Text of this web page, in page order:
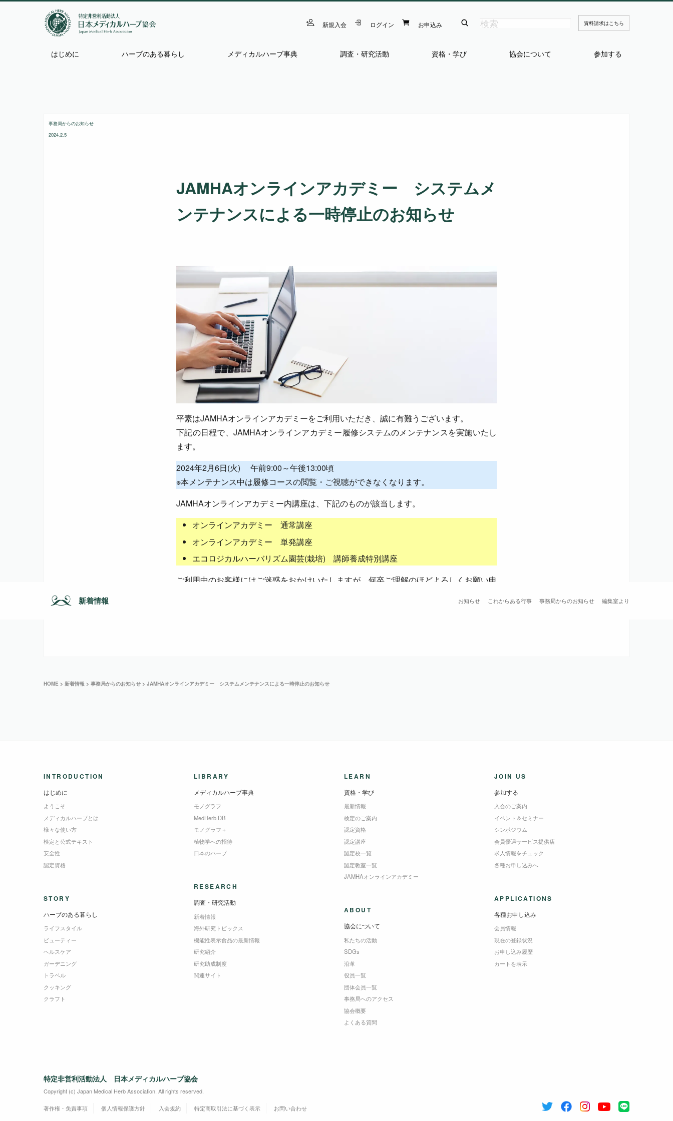
新規入会 ログイン お申込み 資料請求はこちら
はじめに ハーブのある暮らし メディカルハーブ事典 調査・研究活動 資格・学び 協会について 参加する
新着情報 お知らせ これからある行事 事務局からのお知らせ 編集室より
事務局からのお知らせ
2024.2.5
JAMHAオンラインアカデミー システムメ
ンテナンスによる一時停止のお知らせ
平素はJAMHAオンラインアカデミーをご利用いただき、誠に有難うございます。
下記の日程で、JAMHAオンラインアカデミー履修システムのメンテナンスを実施いたし
ます。
2024年2月6日(火) 午前9:00～午後13:00頃
※本メンテナンス中は履修コースの閲覧・ご視聴ができなくなります。
JAMHAオンラインアカデミー内講座は、下記のものが該当します。
オンラインアカデミー 通常講座
オンラインアカデミー 単発講座
エコロジカルハーバリズム園芸(栽培) 講師養成特別講座
ご利用中のお客様にはご迷惑をおかけいたしますが、何卒ご理解のほどよろしくお願い申
HOME > 新着情報 > 事務局からのお知らせ > JAMHAオンラインアカデミー システムメンテナンスによる一時停止のお知らせ
INTRODUCTION
はじめに
ようこそ
メディカルハーブとは
様々な使い方
検定と公式テキスト
安全性
認定資格
STORY
ハーブのある暮らし
ライフスタイル
ビューティー
ヘルスケア
ガーデニング
トラベル
クッキング
クラフト
LIBRARY
メディカルハーブ事典
モノグラフ
MedHerb DB
モノグラフ＋
植物学への招待
日本のハーブ
RESEARCH
調査・研究活動
新着情報
海外研究トピックス
機能性表示食品の最新情報
研究紹介
研究助成制度
関連サイト
LEARN
資格・学び
最新情報
検定のご案内
認定資格
認定講座
認定校一覧
認定教室一覧
JAMHAオンラインアカデミー
ABOUT
協会について
私たちの活動
SDGs
沿革
役員一覧
団体会員一覧
事務局へのアクセス
協会概要
よくある質問
JOIN US
参加する
入会のご案内
イベント＆セミナー
シンポジウム
会員優遇サービス提供店
求人情報をチェック
各種お申し込みへ
APPLICATIONS
各種お申し込み
会員情報
現在の登録状況
お申し込み履歴
カートを表示
特定非営利活動法人 日本メディカルハーブ協会
Copyright (c) Japan Medical Herb Association. All rights reserved.
著作権・免責事項 個人情報保護方針 入会規約 特定商取引法に基づく表示 お問い合わせ